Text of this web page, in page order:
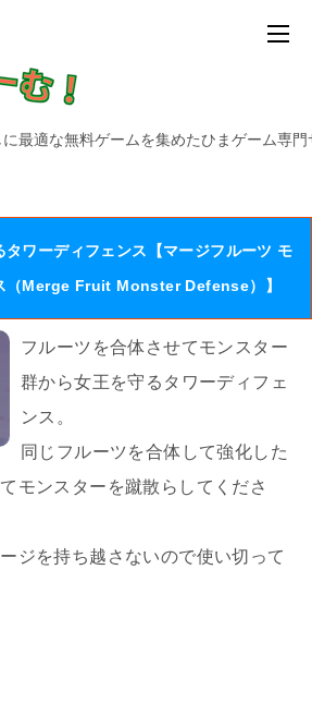
最適な無料ゲームを集めたひまゲーム専
タワーディフェンス【マージフルーツ モ
（Merge Fruit Monster Defense）】
フルーツを合体させてモンスター
群から女王を守るタワーディフェ
ンス。
同じフルーツを合体して強化した
モンスターを蹴散らしてくださ
ジを持ち越さないので使い切って